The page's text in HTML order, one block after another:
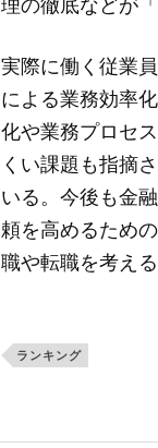
実際に働く従業
による業務効率
化や業務プロセ
くい課題も指摘
いる。今後も金
頼を高めるため
職や転職を考え
ランキング